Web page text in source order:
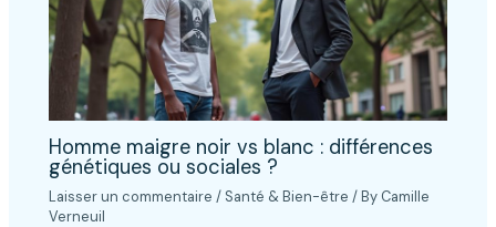
Homme maigre noir vs blanc : différences
génétiques ou sociales ?
Laisser un commentaire / Santé & Bien-être / By Camille
Verneuil